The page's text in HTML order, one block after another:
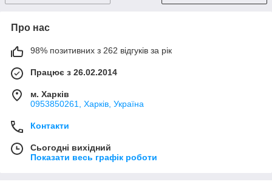
Про нас
98% позитивних з 262 відгуків за рік
Працює з 26.02.2014
м. Харків
0953850261, Харків, Україна
Контакти
Сьогодні вихідний
Показати весь графік роботи